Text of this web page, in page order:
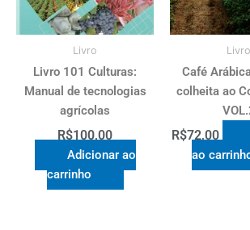
Livro
Livro 101 Culturas:
Manual de tecnologias
agrícolas
R$100,00
Adicionar ao
carrinho
Livro
Café
colheita ao
R$72,00
ao